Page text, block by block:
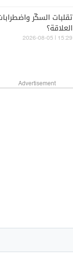
تقلبات السكّر
العلاقة؟
15:29 | 2026-08-05
Advertisement